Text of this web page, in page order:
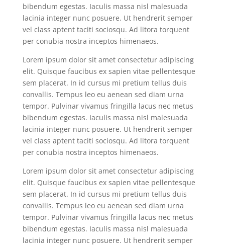
bibendum egestas. Iaculis massa nisl malesuada
lacinia integer nunc posuere. Ut hendrerit semper
vel class aptent taciti sociosqu. Ad litora torquent
per conubia nostra inceptos himenaeos.
Lorem ipsum dolor sit amet consectetur adipiscing
elit. Quisque faucibus ex sapien vitae pellentesque
sem placerat. In id cursus mi pretium tellus duis
convallis. Tempus leo eu aenean sed diam urna
tempor. Pulvinar vivamus fringilla lacus nec metus
bibendum egestas. Iaculis massa nisl malesuada
lacinia integer nunc posuere. Ut hendrerit semper
vel class aptent taciti sociosqu. Ad litora torquent
per conubia nostra inceptos himenaeos.
Lorem ipsum dolor sit amet consectetur adipiscing
elit. Quisque faucibus ex sapien vitae pellentesque
sem placerat. In id cursus mi pretium tellus duis
convallis. Tempus leo eu aenean sed diam urna
tempor. Pulvinar vivamus fringilla lacus nec metus
bibendum egestas. Iaculis massa nisl malesuada
lacinia integer nunc posuere. Ut hendrerit semper